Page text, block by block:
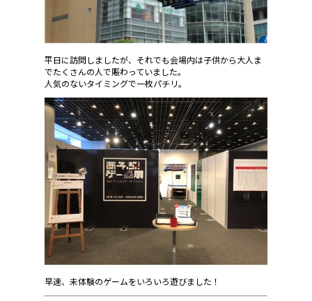
平日に訪問しましたが、それでも会場内は子供から大人ま
でたくさんの人で賑わっていました。
人気のないタイミングで一枚パチリ。
早速、未体験のゲームをいろいろ遊びました！